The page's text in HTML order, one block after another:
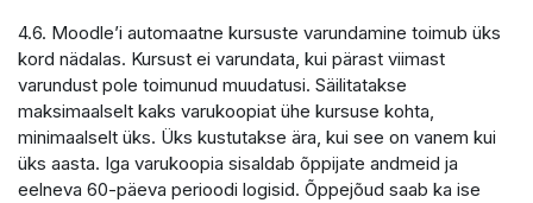
4.6. Moodle’i automaatne kursuste varundamine toimub üks
kord nädalas. Kursust ei varundata, kui pärast viimast
varundust pole toimunud muudatusi. Säilitatakse
maksimaalselt kaks varukoopiat ühe kursuse kohta,
minimaalselt üks. Üks kustutakse ära, kui see on vanem kui
üks aasta. Iga varukoopia sisaldab õppijate andmeid ja
eelneva 60-päeva perioodi logisid. Õppejõud saab ka ise